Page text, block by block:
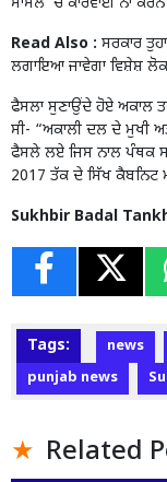
Read Also : ਸਰਕਾਰ
ਲਗਾਇਆ ਜਾਵੇਗਾ ਵਿਸ਼ੇਸ਼
ਫੈਸਲਾ ਸੁਣਾਉਂਦੇ ਹੋਏ ਅਕਾਲ
ਸੀ- “ਅਕਾਲੀ ਦਲ ਦੇ ਮੁਖੀ
ਫੈਸਲੇ ਲਏ ਜਿਸ ਨਾਲ ਪੰਥਕ
2017 ਤੱਕ ਦੇ ਸਿੱਖ ਕੈਬਨਿਟ
Sukhbir Badal
Tags: news
punjab news
Related